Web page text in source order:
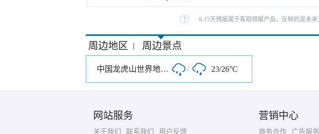
8-15天预报属于客观预报产品，反映的是未
周边地区 | 周边景点
中国龙虎山世界地质公园 / 23/26°C
网站服务
关于我们 联系我们 用户反馈
营销中心
商务合作 广告服务